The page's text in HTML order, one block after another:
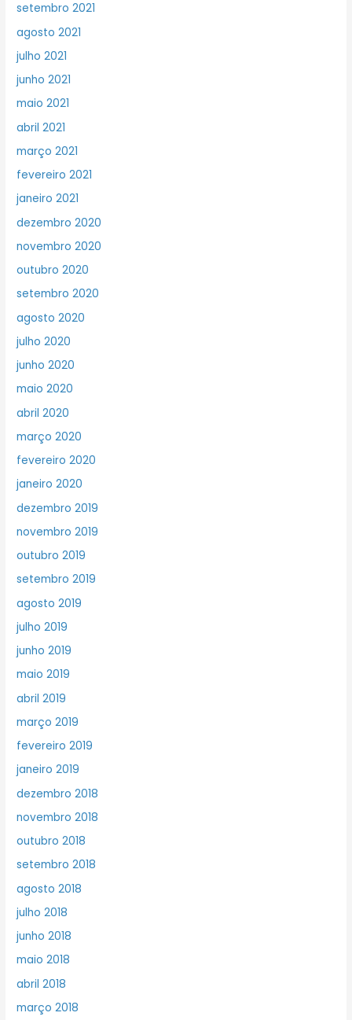
setembro 2021
agosto 2021
julho 2021
junho 2021
maio 2021
abril 2021
março 2021
fevereiro 2021
janeiro 2021
dezembro 2020
novembro 2020
outubro 2020
setembro 2020
agosto 2020
julho 2020
junho 2020
maio 2020
abril 2020
março 2020
fevereiro 2020
janeiro 2020
dezembro 2019
novembro 2019
outubro 2019
setembro 2019
agosto 2019
julho 2019
junho 2019
maio 2019
abril 2019
março 2019
fevereiro 2019
janeiro 2019
dezembro 2018
novembro 2018
outubro 2018
setembro 2018
agosto 2018
julho 2018
junho 2018
maio 2018
abril 2018
março 2018